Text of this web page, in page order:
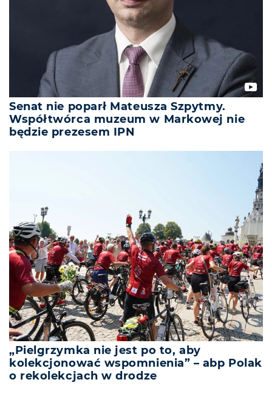
Senat nie poparł Mateusza Szpytmy.
Współtwórca muzeum w Markowej nie
będzie prezesem IPN
„Pielgrzymka nie jest po to, aby
kolekcjonować wspomnienia” – abp Polak
o rekolekcjach w drodze